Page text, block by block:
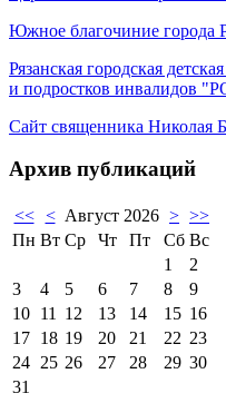
Южное благочиние города
Рязанская городская
и подростков инвалидов
Сайт священника Николая
Архив публикаций
<< < Август 2026 > >>
Пн Вт Ср Чт Пт Сб Вс
1
2
3
4 5 6 7 8
9
10 11 12 13 14 15 16
17 18 19 20 21 22 23
24 25 26 27 28 29 30
31